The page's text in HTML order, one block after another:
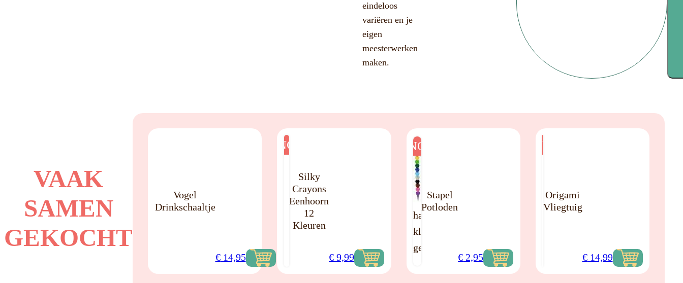
eindeloos
variëren en je
eigen
meesterwerken
maken.
VAAK
SAMEN
GEKOCHT
Vogel
Drinkschaaltje
€14,95
NO
Silky
Crayons
Eenhoorn
12
Kleuren
€ 9,99
NO
hart
kleurpotloden
gestapeld
Stapel
Potloden
€ 2,95
NO
Origami
Vliegtuig
€14,99